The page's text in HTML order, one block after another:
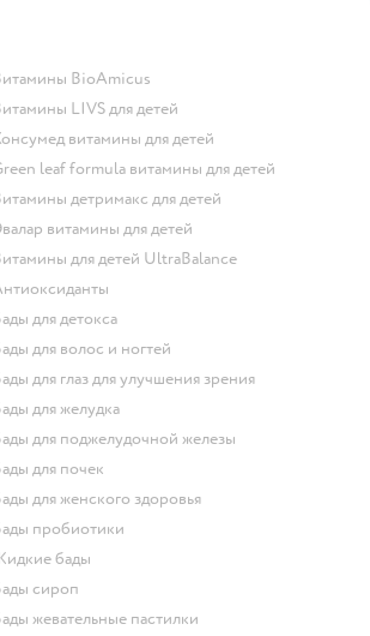
Витамины BioAmicus
Витамины LIVS для детей
Консумед витамины для детей
Green leaf formula витамины для детей
Витамины детримакс для детей
Эвалар витамины для детей
Витамины для детей UltraBalance
Антиоксиданты
Бады для детокса
Бады для волос и ногтей
Бады для глаз для улучшения зрения
Бады для желудка
Бады для поджелудочной железы
Бады для почек
Бады для женского здоровья
Бады пробиотики
Жидкие бады
Бады сироп
Бады жевательные пастилки